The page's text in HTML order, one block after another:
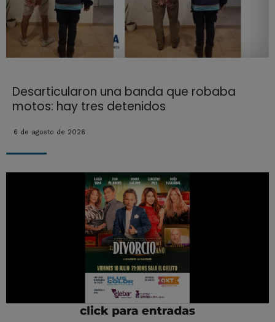
Desarticularon una banda que robaba
motos: hay tres detenidos
6 de agosto de 2026